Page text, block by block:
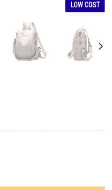
LOW COST
para mujer,